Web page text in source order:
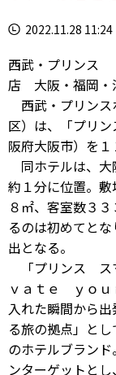
2022.11.28 11:24
西武・プリンス
店 大阪・福岡・
西武・プリンス
区）は、「プリ
阪府大阪市）を１
同ホテルは、大
約１分に位置。
８㎡、客室数３
るのは初めてと
出となる。
「プリンス ス
ｖａｔｅ ｙｏｕ
入れた瞬間から
る旅の拠点」と
のホテルブラン
ンターゲットと